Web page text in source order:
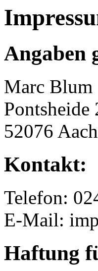
Angaben
Marc Blum
Pontsheide
52076
Kontakt:
Telefon:
E-Mail:
Haftung